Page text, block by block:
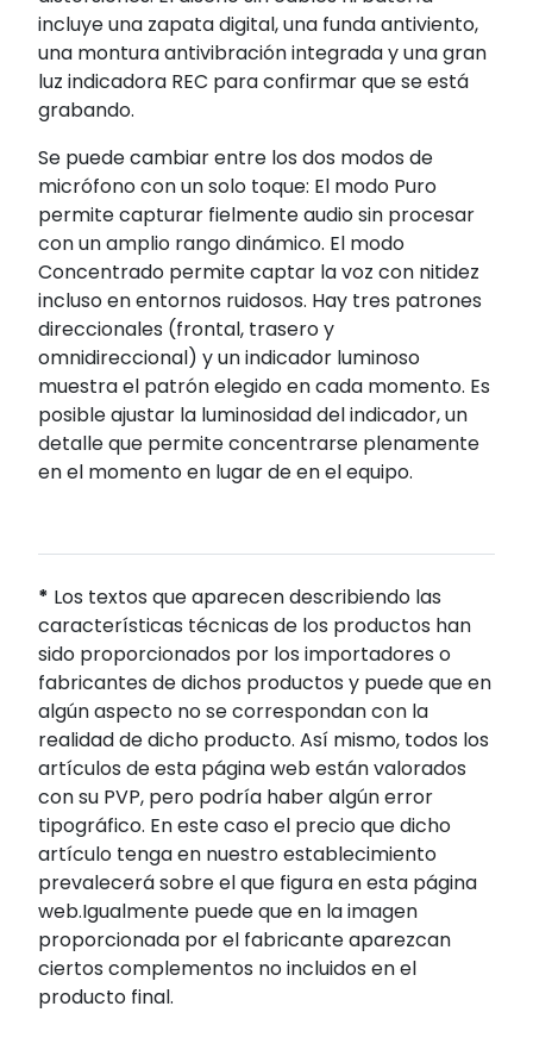
incluye una zapata digital, una funda antiviento,
una montura antivibración integrada y una gran
luz indicadora REC para confirmar que se está
grabando.
Se puede cambiar entre los dos modos de
micrófono con un solo toque: El modo Puro
permite capturar fielmente audio sin procesar
con un amplio rango dinámico. El modo
Concentrado permite captar la voz con nitidez
incluso en entornos ruidosos. Hay tres patrones
direccionales (frontal, trasero y
omnidireccional) y un indicador luminoso
muestra el patrón elegido en cada momento. Es
posible ajustar la luminosidad del indicador, un
detalle que permite concentrarse plenamente
en el momento en lugar de en el equipo.
* Los textos que aparecen describiendo las
características técnicas de los productos han
sido proporcionados por los importadores o
fabricantes de dichos productos y puede que en
algún aspecto no se correspondan con la
realidad de dicho producto. Así mismo, todos los
artículos de esta página web están valorados
con su PVP, pero podría haber algún error
tipográfico. En este caso el precio que dicho
artículo tenga en nuestro establecimiento
prevalecerá sobre el que figura en esta página
web.Igualmente puede que en la imagen
proporcionada por el fabricante aparezcan
ciertos complementos no incluidos en el
producto final.